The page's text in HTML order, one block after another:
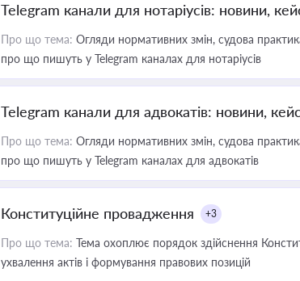
Telegram канали для нотаріусів: новини,
Про що тема: Огляди нормативних змін, судова
про що пишуть у Telegram каналах для нотаріусів
Telegram канали для адвокатів: новини,
Про що тема: Огляди нормативних змін, судова
про що пишуть у Telegram каналах для адвокатів
Конституційне провадження +3
Про що тема: Тема охоплює порядок здійснення
ухвалення актів і формування правових позицій